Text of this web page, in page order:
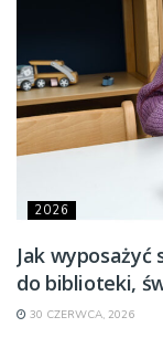
2026
Jak wyposażyć
do biblioteki,
30 CZERWCA, 2026